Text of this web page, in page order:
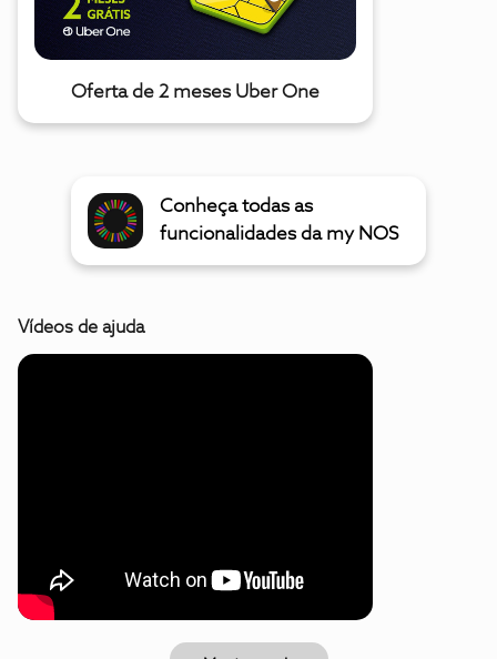
Oferta de 2 meses Uber One
Conheça todas as
funcionalidades da my NOS
Vídeos de ajuda